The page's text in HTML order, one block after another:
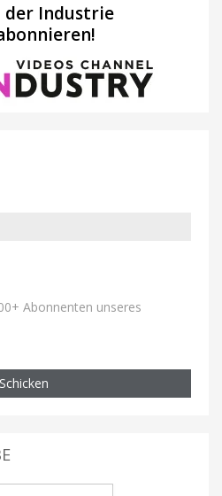
Industrie
Abonnenten unseres
Schicken